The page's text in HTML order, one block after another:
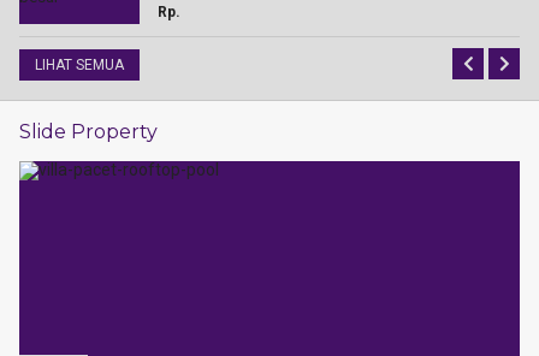
Rp.
LIHAT SEMUA
Slide Property